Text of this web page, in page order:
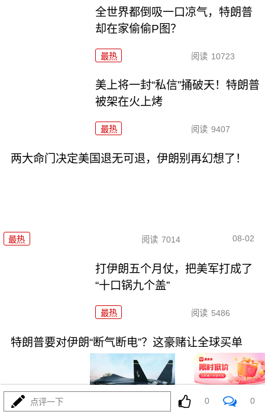
全世界都倒吸一口凉气，特朗普
却在家偷偷P图？
最热 阅读 10723
美上将一封“私信”捅破天！特朗普
被架在火上烤
最热 阅读 9407
两大命门决定美国退无可退，伊朗别再幻想了！
最热 阅读 7014 08-02
打伊朗五个月仗，把美军打成了
“十口锅九个盖”
最热 阅读 5486
特朗普要对伊朗“断气断电”？这豪赌让全球买单
点评一下 0 0